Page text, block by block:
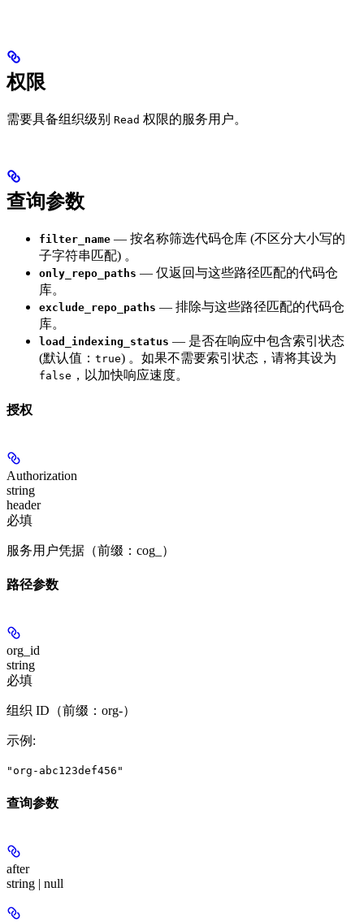
权限
需要具备组织级别 Read 权限的服务用户。
查询参数
filter_name — 按名称筛选代码仓库 (不区分大小写的
子字符串匹配) 。
only_repo_paths — 仅返回与这些路径匹配的代码仓
库。
exclude_repo_paths — 排除与这些路径匹配的代码仓
库。
load_indexing_status — 是否在响应中包含索引状态
(默认值： true) 。如果不需要索引状态，请将其设为
false ，以加快响应速度。
授权
Authorization
string
header
必填
服务用户凭据（前缀：cog_）
路径参数
org_id
string
必填
组织 ID（前缀：org-）
示例 :
"org-abc123def456"
查询参数
after
string | null